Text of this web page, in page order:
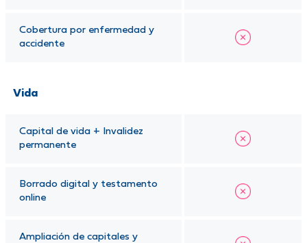
Cobertura por enfermedad y
accidente
Vida
Capital de vida + Invalidez
permanente
Borrado digital y testamento
online
Ampliación de capitales y